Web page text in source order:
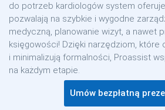
do potrzeb kardiologów system
pozwalają na szybkie i wygodne
medyczną, planowanie wizyt, a nawet
księgowości! Dzięki narzędziom, które
i minimalizują formalności, Proassist
na każdym etapie.
Umów bezpłatną